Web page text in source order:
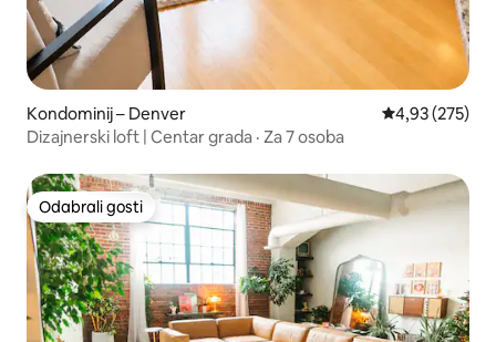
Kondominij – Denver Prosječna
4,93 (275)
Dizajnerski loft | Centar grada · Za 7 osoba
Odabrali gosti
Odabrali gosti